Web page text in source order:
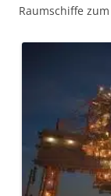
Raumschiffe